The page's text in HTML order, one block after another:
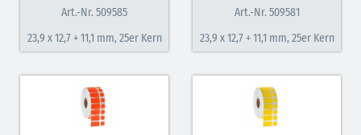
Art.-Nr. 509585
23,9 x 12,7 + 11,1 mm, 25er Kern
Art.-Nr. 509581
23,9 x 12,7 + 11,1 mm, 25er Kern